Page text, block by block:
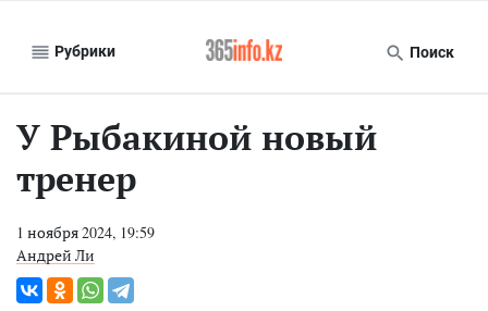
Рубрики Поиск
У Рыбакиной новый
тренер
1 ноября 2024, 19:59
Андрей Ли